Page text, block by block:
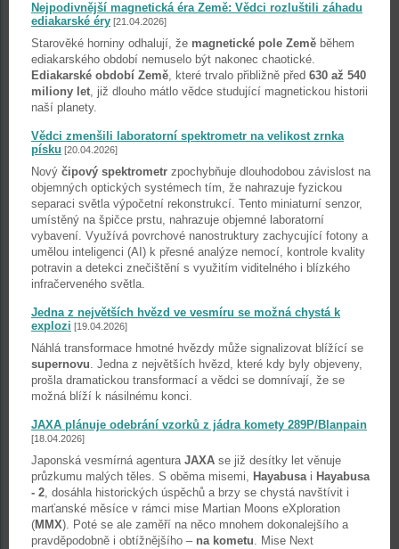
Nejpodivnější magnetická éra Země: Vědci rozluštili záhadu
ediakarské éry [21.04.2026]
Starověké horniny odhalují, že magnetické pole Země během
ediakarského období nemuselo být nakonec chaotické.
Ediakarské období Země, které trvalo přibližně před 630 až 540
miliony let, již dlouho mátlo vědce studující magnetickou historii
naší planety.
Vědci zmenšili laboratorní spektrometr na velikost zrnka
písku [20.04.2026]
Nový čipový spektrometr zpochybňuje dlouhodobou závislost na
objemných optických systémech tím, že nahrazuje fyzickou
separaci světla výpočetní rekonstrukcí. Tento miniaturní senzor,
umístěný na špičce prstu, nahrazuje objemné laboratorní
vybavení. Využívá povrchové nanostruktury zachycující fotony a
umělou inteligenci (AI) k přesné analýze nemocí, kontrole kvality
potravin a detekci znečištění s využitím viditelného i blízkého
infračerveného světla.
Jedna z největších hvězd ve vesmíru se možná chystá k
explozi [19.04.2026]
Náhlá transformace hmotné hvězdy může signalizovat blížící se
supernovu. Jedna z největších hvězd, které kdy byly objeveny,
prošla dramatickou transformací a vědci se domnívají, že se
možná blíží k násilnému konci.
JAXA plánuje odebrání vzorků z jádra komety 289P/Blanpain
[18.04.2026]
Japonská vesmírná agentura JAXA se již desítky let věnuje
průzkumu malých těles. S oběma misemi, Hayabusa i Hayabusa
- 2, dosáhla historických úspěchů a brzy se chystá navštívit i
marťanské měsíce v rámci mise Martian Moons eXploration
(MMX). Poté se ale zaměří na něco mnohem dokonalejšího a
pravděpodobně i obtížnějšího – na kometu. Mise Next